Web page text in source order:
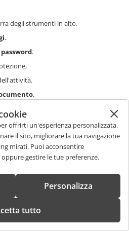
degli strumenti in alto.
.
.
.
scheda Protezione
scegliere se i documenti possono
dell'editor ONLYOFFICE.
offrirti un'esperienza personalizzata.
il sito, migliorare la tua navigazione
mirati. Puoi acconsentire
gestire le tue preferenze.
Personalizza
tutto